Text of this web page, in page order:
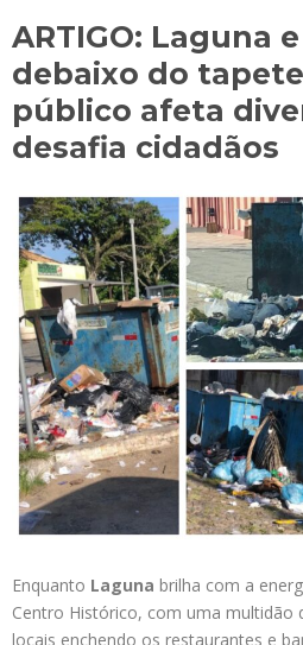
ARTIGO: Laguna
debaixo do
público afeta
desafia cidadãos
Enquanto Laguna brilha com a
Centro Histórico, com uma multidão
locais enchendo os restaurantes e